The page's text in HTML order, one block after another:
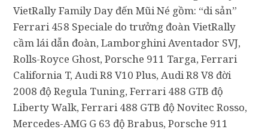
VietRally Family Day đến Mũi Né gồm: “di sản”
Ferrari 458 Speciale do trưởng đoàn VietRally
cầm lái dẫn đoàn, Lamborghini Aventador SVJ,
Rolls-Royce Ghost, Porsche 911 Targa, Ferrari
California T, Audi R8 V10 Plus, Audi R8 V8 đời
2008 độ Regula Tuning, Ferrari 488 GTB độ
Liberty Walk, Ferrari 488 GTB độ Novitec Rosso,
Mercedes-AMG G 63 độ Brabus, Porsche 911